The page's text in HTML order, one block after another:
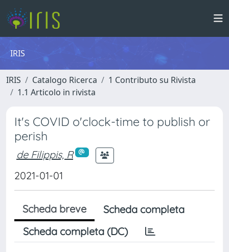
IRIS
IRIS Catalogo Ricerca
1 Contributo su Rivista
1.1 Articolo in rivista
It's COVID o'clock-time to publish or
perish
de Filippis, R
2021-01-01
Scheda breve
Scheda completa
Scheda completa (DC)